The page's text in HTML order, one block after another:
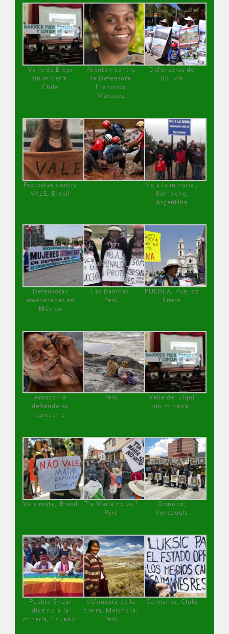
Valle de Elqui
sin minería.
Chile
Atentan contra
la Defensora
Francisca
Márquez
Defensoras de
Bolivia
Protestas contra
VALE, Brasil
No a la minería ,
Bariloche,
Argentina
Defensoras
amenazadas en
México
Las Bambas,
Perú
PUEBLA, Pue, 27
Enero
Amazonía
defiende su
territorio
Perú
Valle del Elqui
sin minería.
Vale mata, Brasil
Tía María no va !
Perú
Orinoco,
Venezuela
Pueblo Shuar
dice no a la
minería, Ecuador
defensora de la
tierra, Melchora,
Perú
Caimanes, Chile